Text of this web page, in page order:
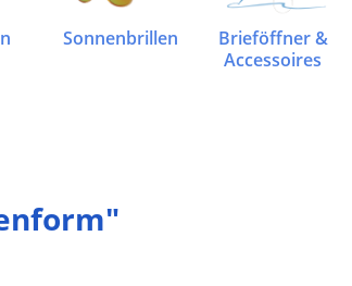
Sonnenbrillen
Brieföffner &
Accessoires